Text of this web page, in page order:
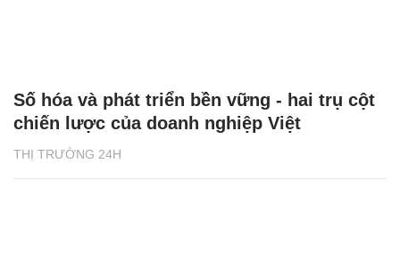
THỊ TRƯỜNG 24H
Số hóa và phát triển bền vững - hai trụ cột
chiến lược của doanh nghiệp Việt